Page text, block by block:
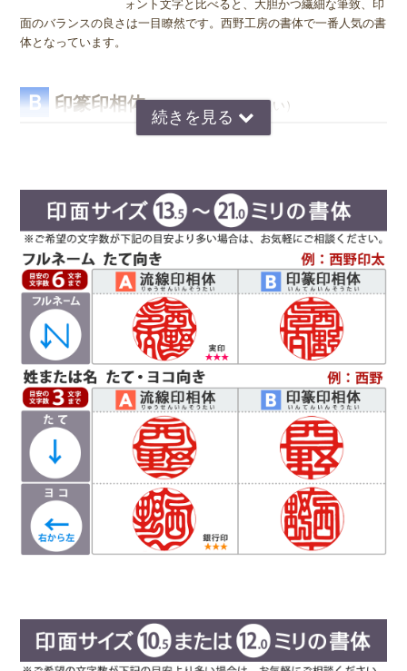
ォント文字と比べると、大胆かつ繊細な筆致、印
面のバランスの良さは一目瞭然です。西野工房の書体で一番人気の書
体となっています。
Ｂ 印篆印相体 （いんてんいんそうたい）
ンスをとるのが難しいのですが、独自の作風で文
字を折り曲げ、空間を埋めるデザインが特徴で
す。直線基調の印影は、気品があり上品な印象で
好まれています。定評のある西野センスで全体のバランスを整え枠内
に収めます。
Ｃ 読 みやすい 印相体(よみやすいいんそうたい)
印相体を読みやすくした西野工房独自の書体で
す。認印によく使用され、他の書体より判読性が
高い書体になり、社内文書などの確認印としての
使用をお勧めしています。
Ｄ篆書体 （てんしょたい）
す。厳粛で、格調高い印章としてよく使われま
す。紙幣に捺される由緒正しき書体です。彫刻を
行う文字数やバランスによって、書体サンプルと